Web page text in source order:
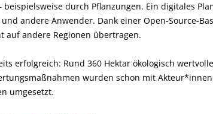
durch Pflanzungen. Ein digitales
andere Anwender. Dank einer Open-Source-
auf andere Regionen übertragen.
erfolgreich: Rund 360 Hektar ökologisch
wurden schon mit
umgesetzt.